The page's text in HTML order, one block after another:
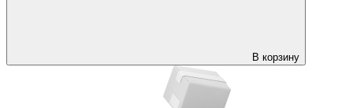
В корзину